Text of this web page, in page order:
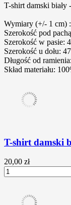
T-shirt damski
Wymiary (+/- 1 cm) :
Szerokość pod
Szerokość w pasie:
Szerokość u dołu:
Długość od
Skład materiału:
T-shirt damski
20,00 zł